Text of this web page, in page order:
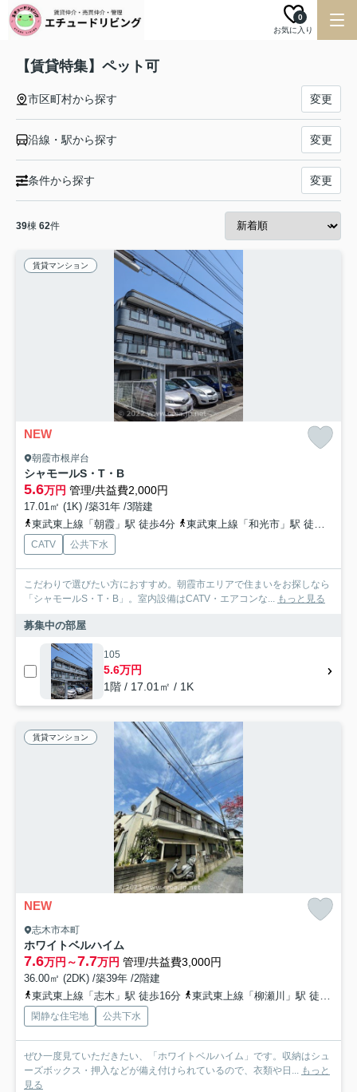
お気に入り
0
【賃貸特集】ペット可
市区町村から探す 変更
沿線・駅から探す 変更
条件から探す 変更
39棟 62件
賃貸マンション
NEW
朝霞市根岸台
シャモールS・T・B
5.6万円 管理/共益費2,000円
17.01㎡ (1K) /築31年 /3階建
東武東上線「朝霞」駅 徒歩4分
東武東上線「和光市」駅 徒歩19分
CATV 公共下水
こだわりで選びたい方におすすめ。朝霞市エリアで住まいをお探しなら
「シャモールS・T・B」。室内設備はCATV・エアコンな... もっと見る
募集中の部屋
105
5.6万円
1階 / 17.01㎡ / 1K
賃貸マンション
NEW
志木市本町
ホワイトベルハイム
7.6万円～7.7万円 管理/共益費3,000円
36.00㎡ (2DK) /築39年 /2階建
東武東上線「志木」駅 徒歩16分
東武東上線「柳瀬川」駅 徒歩25分
閑静な住宅地 公共下水
ぜひ一度見ていただきたい、「ホワイトベルハイム」です。収納はシュ
ーズボックス・押入などが備え付けられているので、衣類や日... もっと
見る